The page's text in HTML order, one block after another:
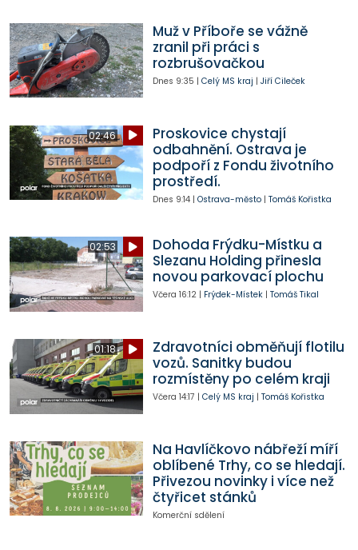
Muž v Příboře se vážně
zranil při práci s
rozbrušovačkou
Dnes 9:35 | Celý MS kraj | Jiří Cileček
02:46
Proskovice chystají
odbahnění. Ostrava je
podpoří z Fondu životního
prostředí.
Dnes 9:14| Ostrava-město| Tomáš Kořistka
02:53
Dohoda Frýdku-Místku a
Slezanu Holding přinesla
novou parkovací plochu
Včera 16:12| Frýdek-Místek| Tomáš Tikal
01:18
Zdravotníci obměňují flotilu
vozů. Sanitky budou
rozmístěny po celém kraji
Včera 14:17 | Celý MS kraj | Tomáš Kořistka
Na Havlíčkovo nábřeží míří
oblíbené Trhy, co se hledají.
Přivezou novinky i více než
čtyřicet stánků
Komerční sdělení